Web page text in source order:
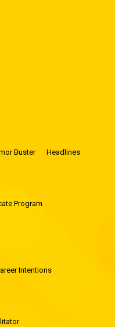
Buster Headlines
Program
Intentions